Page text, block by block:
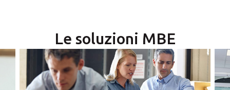
Le soluzioni MBE
×
Seleziona un paese
martedì
09:00 - 18:00
-
mercoledì
09:00 - 18:00
-